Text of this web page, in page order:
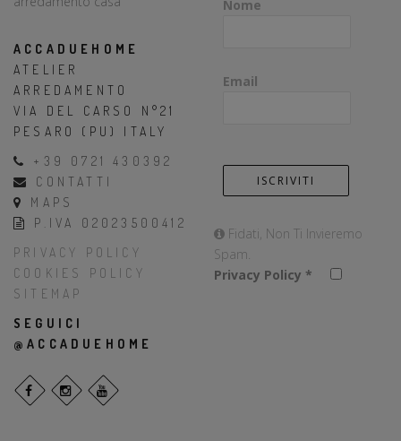
ACCADUEHOME
ATELIER
ARREDAMENTO
VIA DEL CARSO N°21
PESARO (PU) ITALY
+39 0721 430392
CONTATTI
MAPS
P.IVA 02023500412
PRIVACY POLICY
COOKIES POLICY
SITEMAP
SEGUICI
@ACCADUEHOME
Nome
Email
Fidati, Non Ti Invieremo
Spam.
Privacy Policy *